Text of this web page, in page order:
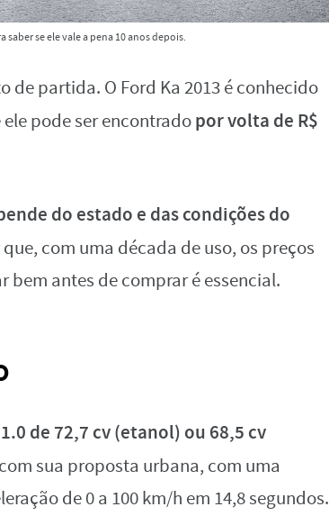
saber se ele vale a pena 10 anos depois.
de partida. O Ford Ka 2013 é conhecido
pode ser encontradopor volta de R$
do estado e das condições do
com uma década de uso, os preços
antes de comprar é essencial.
de 72,7 cv (etanol) ou 68,5 cv
sua proposta urbana, com uma
de 0 a 100 km/h em 14,8 segundos.